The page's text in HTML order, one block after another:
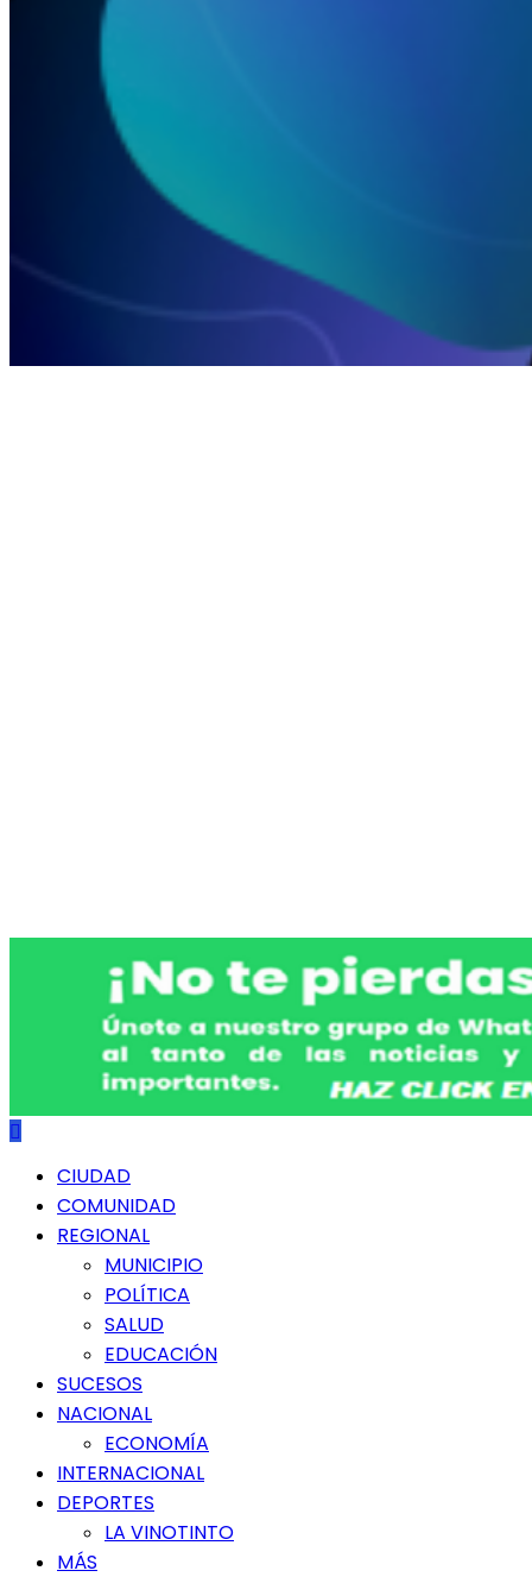
Menú
principal
CIUDAD
COMUNIDAD
REGIONAL
MUNICIPIO
POLÍTICA
SALUD
EDUCACIÓN
SUCESOS
NACIONAL
ECONOMÍA
INTERNACIONAL
DEPORTES
LA VINOTINTO
MÁS